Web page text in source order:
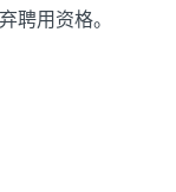
聘用资格。